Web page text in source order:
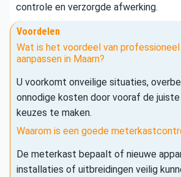
controle en verzorgde afwerking.
Voordelen
Wat is het voordeel van
aanpassen in Maarn?
U voorkomt onveilige situaties,
onnodige kosten door vooraf de
keuzes te maken.
Waarom is een goede
De meterkast bepaalt of nieuwe
installaties of uitbreidingen veilig